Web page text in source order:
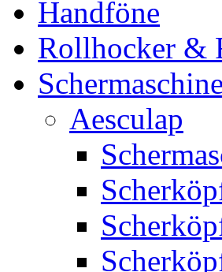
Handföne
Rollhocker &
Aesculap